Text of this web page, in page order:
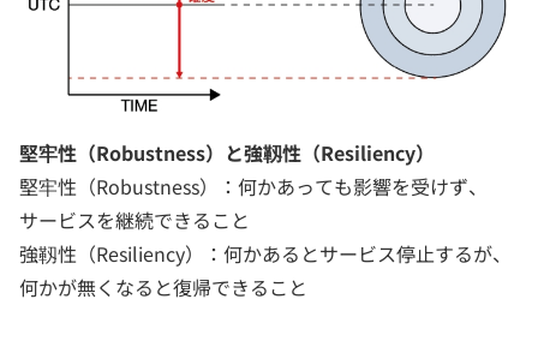
堅牢性（Robustness）と強靱性（Resiliency）
堅牢性（Robustness）：何かあっても影響を受けず、
サービスを継続できること
強靱性（Resiliency）：何かあるとサービス停止するが、
何かが無くなると復帰できること